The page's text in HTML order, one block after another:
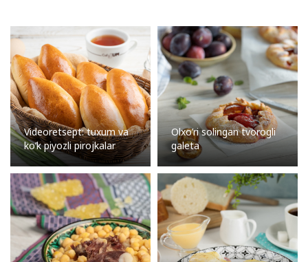
Videoretsept: tuxum va
ko’k piyozli pirojkalar
Olxo’ri solingan tvorogli
galeta